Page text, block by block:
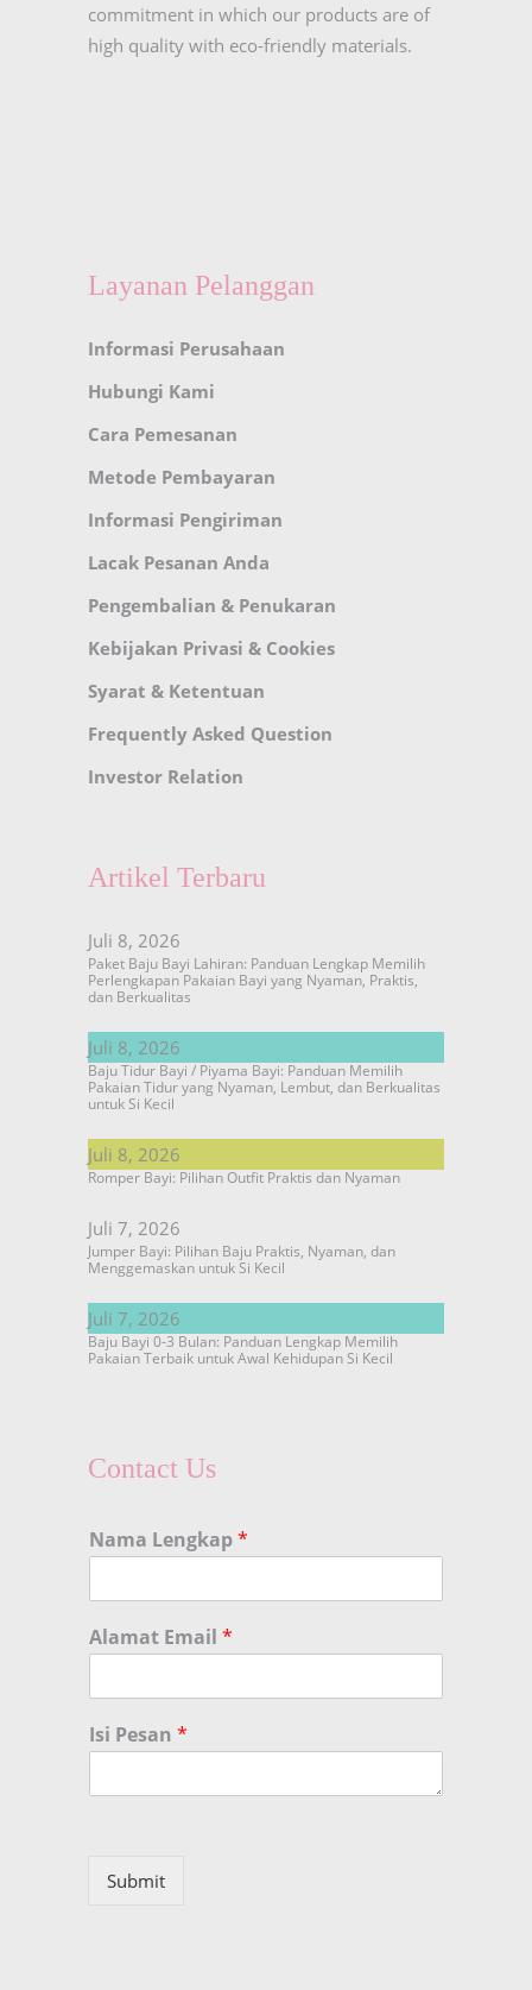
commitment in which our products are of
high quality with eco-friendly materials.
Layanan Pelanggan
Informasi Perusahaan
Hubungi Kami
Cara Pemesanan
Metode Pembayaran
Informasi Pengiriman
Lacak Pesanan Anda
Pengembalian & Penukaran
Kebijakan Privasi & Cookies
Syarat & Ketentuan
Frequently Asked Question
Investor Relation
Artikel Terbaru
Juli 8, 2026
Paket Baju Bayi Lahiran: Panduan Lengkap Memilih
Perlengkapan Pakaian Bayi yang Nyaman, Praktis,
dan Berkualitas
Juli 8, 2026
Baju Tidur Bayi / Piyama Bayi: Panduan Memilih
Pakaian Tidur yang Nyaman, Lembut, dan Berkualitas
untuk Si Kecil
Juli 8, 2026
Romper Bayi: Pilihan Outfit Praktis dan Nyaman
Juli 7, 2026
Jumper Bayi: Pilihan Baju Praktis, Nyaman, dan
Menggemaskan untuk Si Kecil
Juli 7, 2026
Baju Bayi 0-3 Bulan: Panduan Lengkap Memilih
Pakaian Terbaik untuk Awal Kehidupan Si Kecil
Contact Us
Nama Lengkap*
Alamat Email *
Isi Pesan *
Submit